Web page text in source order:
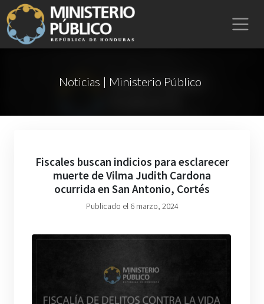
Noticias | Ministerio Público
Fiscales buscan indicios para esclarecer
muerte de Vilma Judith Cardona
ocurrida en San Antonio, Cortés
Publicado el 6 marzo, 2024